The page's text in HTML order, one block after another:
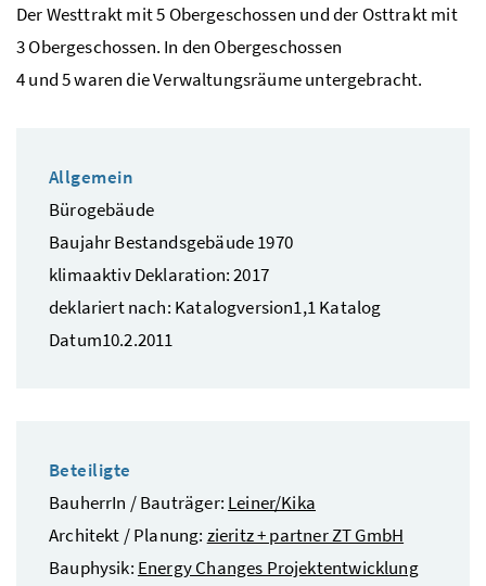
Der Westtrakt mit 5 Obergeschossen und der Osttrakt mit
3 Obergeschossen. In den Obergeschossen
4 und 5 waren die Verwaltungsräume untergebracht.
Allgemein
Bürogebäude
Baujahr Bestandsgebäude 1970
klimaaktiv Deklaration: 2017
deklariert nach: Katalogversion1,1 Katalog
Datum10.2.2011
Beteiligte
BauherrIn / Bauträger: Leiner/Kika
Architekt / Planung: zieritz + partner ZT GmbH
Bauphysik: Energy Changes Projektentwicklung